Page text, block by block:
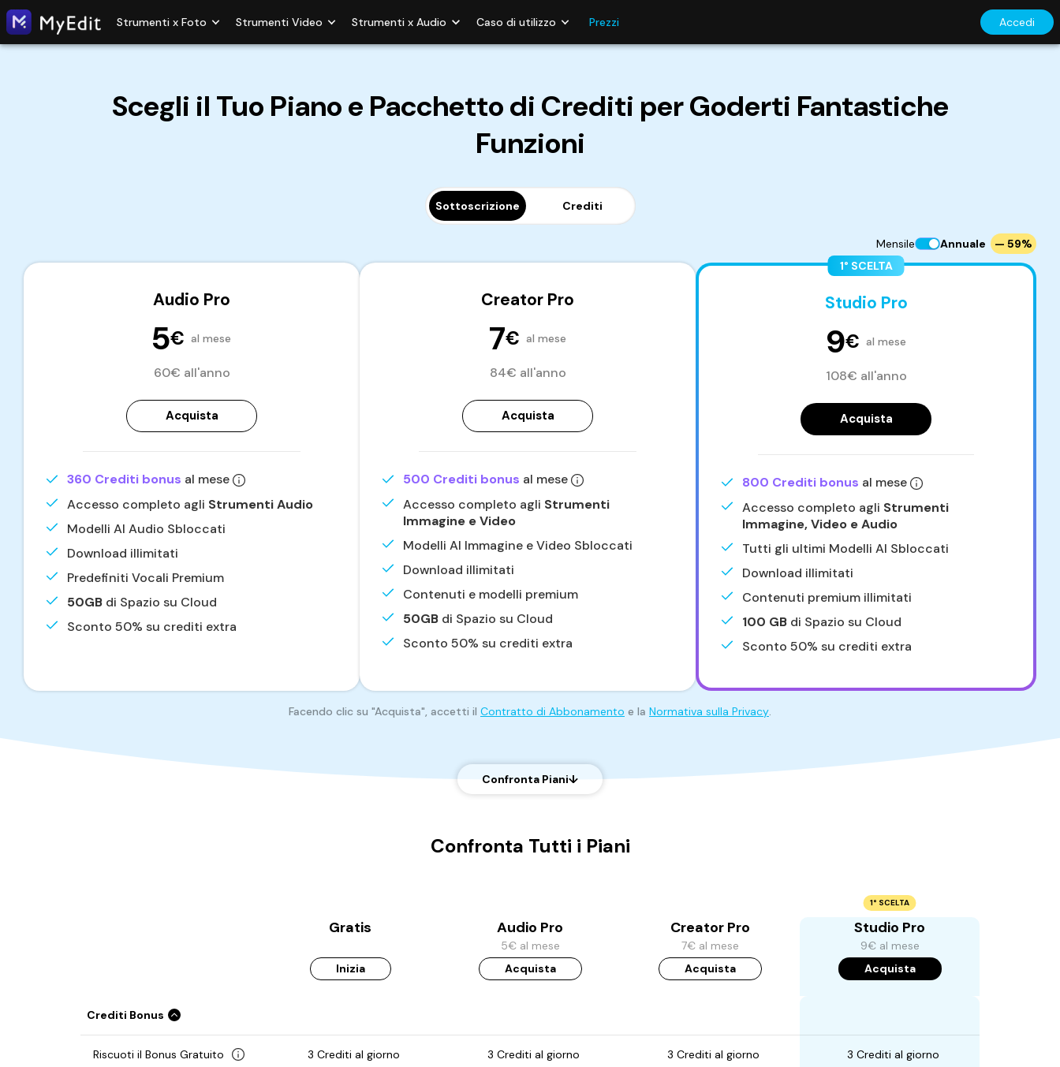
Strumenti x Foto Strumenti Video Strumenti x Audio Caso di utilizzo Prezzi Accedi
Scegli il Tuo Piano e Pacchetto di Crediti per Goderti Fantastiche
Funzioni
Sottoscrizione Crediti
Mensile Annuale — 59%
Audio Pro
5€ al mese
60€ all'anno
Acquista
360 Crediti bonus al mese
Accesso completo agli Strumenti Audio
Modelli AI Audio Sbloccati
Download illimitati
Predefiniti Vocali Premium
50GB di Spazio su Cloud
Sconto 50% su crediti extra
Creator Pro
7€ al mese
84€ all'anno
Acquista
500 Crediti bonus al mese
Accesso completo agli Strumenti
Immagine e Video
Modelli AI Immagine e Video Sbloccati
Download illimitati
Contenuti e modelli premium
50GB di Spazio su Cloud
Sconto 50% su crediti extra
1° SCELTA
Studio Pro
9€ al mese
108€ all'anno
Acquista
800 Crediti bonus al mese
Accesso completo agli Strumenti
Immagine, Video e Audio
Tutti gli ultimi Modelli AI Sbloccati
Download illimitati
Contenuti premium illimitati
100 GB di Spazio su Cloud
Sconto 50% su crediti extra
Facendo clic su "Acquista", accetti il Contratto di Abbonamento e la Normativa sulla Privacy.
Confronta Piani↓
Confronta Tutti i Piani
Gratis
Inizia
Audio Pro
5€ al mese
Acquista
Creator Pro
7€ al mese
Acquista
1° SCELTA
Studio Pro
9€ al mese
Acquista
Crediti Bonus
Riscuoti il Bonus Gratuito 3 Crediti al giorno 3 Crediti al giorno 3 Crediti al giorno 3 Crediti al giorno